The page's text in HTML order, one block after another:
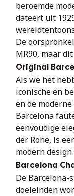
beroemde
dateert uit
De
MR90, maar
Original
Als we het
iconische en
en de
Barcelona
eenvoudige
der Rohe, is
modern
Barcelona
De Barcelona-
doeleinden